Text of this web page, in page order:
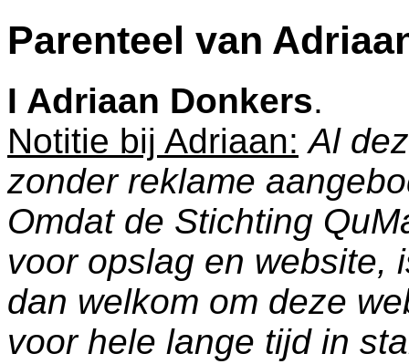
Parenteel van
I Adriaan Donkers.
Notitie bij Adriaan: Al
zonder reklame
Omdat de Stichting
voor opslag en website,
dan welkom om deze
voor hele lange tijd in